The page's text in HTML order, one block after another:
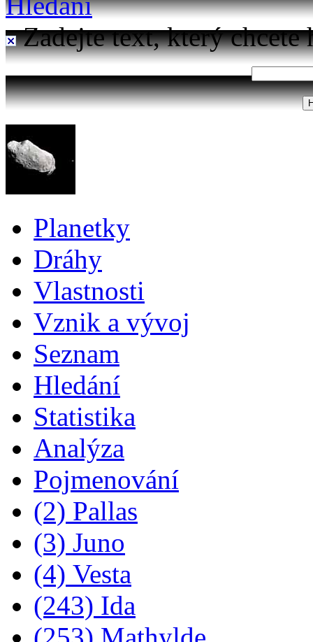
Zadejte text, který chcete
Planetky
Dráhy
Vlastnosti
Vznik a vývoj
Seznam
Hledání
Statistika
Analýza
Pojmenování
(2) Pallas
(3) Juno
(4) Vesta
(243) Ida